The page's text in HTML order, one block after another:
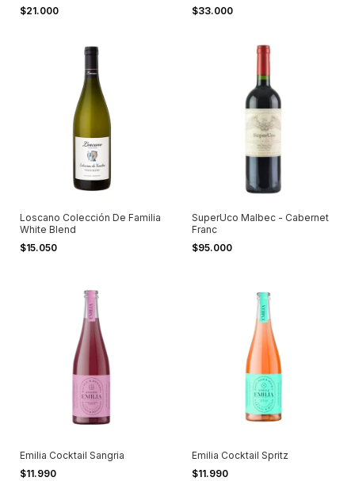
$21.000 $33.000
Loscano Colección De Familia
White Blend
$15.050
SuperUco Malbec - Cabernet
Franc
$95.000
Emilia Cocktail Sangria
$11.990
Emilia Cocktail Spritz
$11.990